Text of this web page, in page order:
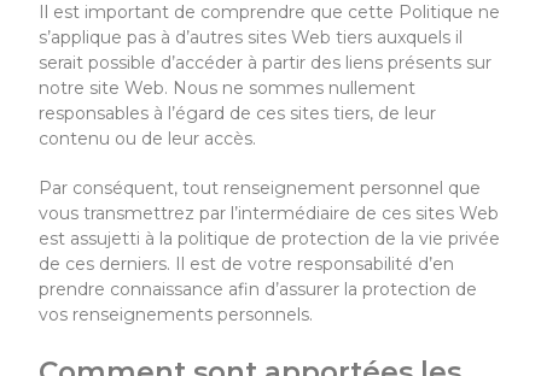
Il est important de comprendre que cette Politique ne
s’applique pas à d’autres sites Web tiers auxquels il
serait possible d’accéder à partir des liens présents sur
notre site Web. Nous ne sommes nullement
responsables à l’égard de ces sites tiers, de leur
contenu ou de leur accès.
Par conséquent, tout renseignement personnel que
vous transmettrez par l’intermédiaire de ces sites Web
est assujetti à la politique de protection de la vie privée
de ces derniers. Il est de votre responsabilité d’en
prendre connaissance afin d’assurer la protection de
vos renseignements personnels.